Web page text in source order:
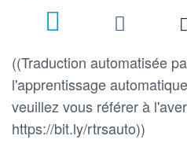
((Traduction automatisée
l'apprentissage
veuillez vous référer à
https://bit.ly/rtrsauto))